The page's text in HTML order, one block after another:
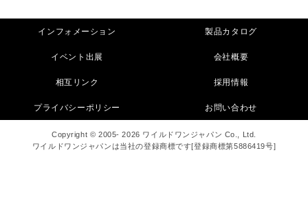
インフォメーション 製品カタログ
イベント出展 会社概要
相互リンク 採用情報
プライバシーポリシー お問い合わせ
Copyright © 2005- 2026 ワイルドワンジャパン Co., Ltd.
ワイルドワンジャパンは当社の登録商標です[登録商標第5886419号]